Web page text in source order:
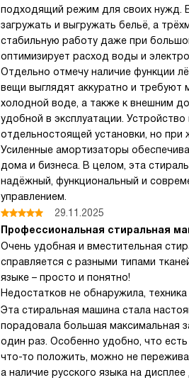
подходящий режим для своих нужд.
загружать и выгружать бельё, а
стабильную работу даже при
оптимизирует расход воды и
Отдельно отмечу наличие функции
вещи выглядят аккуратно и требуют
холодной воде, а также к внешним
удобной в эксплуатации.
отдельностоящей установки, но при
Усиленные амортизаторы
дома и бизнеса. В целом, эта
надёжный, функциональный и
управлением.
29.11.2025
Профессиональная стиральная
Очень удобная и вместительная
справляется с разными типами
языке – просто и понятно!
Недостатков не обнаружила,
Эта стиральная машина стала
порадовала большая максимальная
один раз. Особенно удобно, что
что-то положить, можно не
а наличие русского языка на